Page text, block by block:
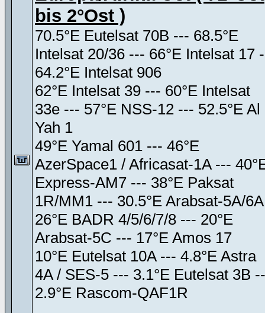
bis 2°Ost )
70.5°E Eutelsat 70B --- 68.5°E
Intelsat 20/36 --- 66°E Intelsat 17
64.2°E Intelsat 906
62°E Intelsat 39 --- 60°E Intelsat
33e --- 57°E NSS-12 --- 52.5°E Al
Yah 1
49°E Yamal 601 --- 46°E
AzerSpace1 / Africasat-1A ---
Express-AM7 --- 38°E Paksat
1R/MM1 --- 30.5°E Arabsat-5A/6A
26°E BADR 4/5/6/7/8 --- 20°E
Arabsat-5C --- 17°E Amos 17
10°E Eutelsat 10A --- 4.8°E Astra
4A / SES-5 --- 3.1°E Eutelsat 3B
2.9°E Rascom-QAF1R